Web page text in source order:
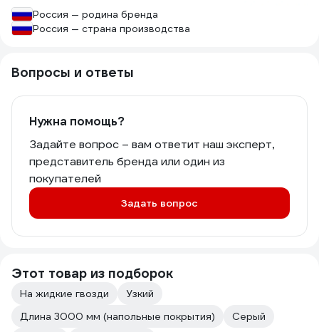
Россия — родина бренда
Россия — страна производства
Вопросы и ответы
Нужна помощь?
Задайте вопрос – вам ответит наш эксперт,
представитель бренда или один из
покупателей
Задать вопрос
Этот товар из подборок
На жидкие гвозди
Узкий
Длина 3000 мм (напольные покрытия)
Серый